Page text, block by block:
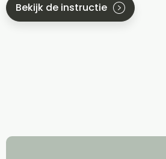
Bekijk de instructie